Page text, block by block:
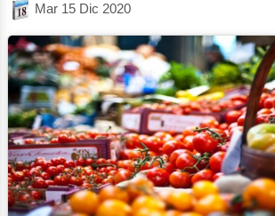
Mar 15 Dic 2020